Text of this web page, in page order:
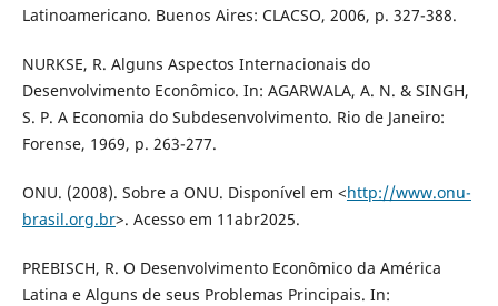
Latinoamericano. Buenos Aires: CLACSO, 2006, p. 327-388.
NURKSE, R. Alguns Aspectos Internacionais do
Desenvolvimento Econômico. In: AGARWALA, A. N. & SINGH,
S. P. A Economia do Subdesenvolvimento. Rio de Janeiro:
Forense, 1969, p. 263-277.
ONU. (2008). Sobre a ONU. Disponível em <http://www.onu-
brasil.org.br>. Acesso em 11abr2025.
PREBISCH, R. O Desenvolvimento Econômico da América
Latina e Alguns de seus Problemas Principais. In: